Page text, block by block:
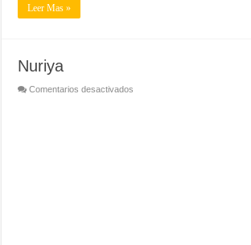
Leer Mas »
Nuriya
Comentarios desactivados